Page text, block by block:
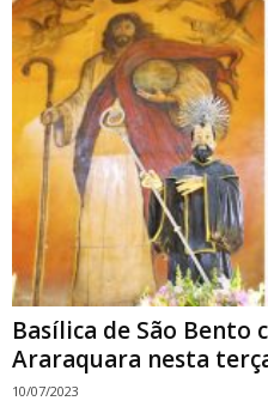
Basílica de São
Araraquara nesta
10/07/2023